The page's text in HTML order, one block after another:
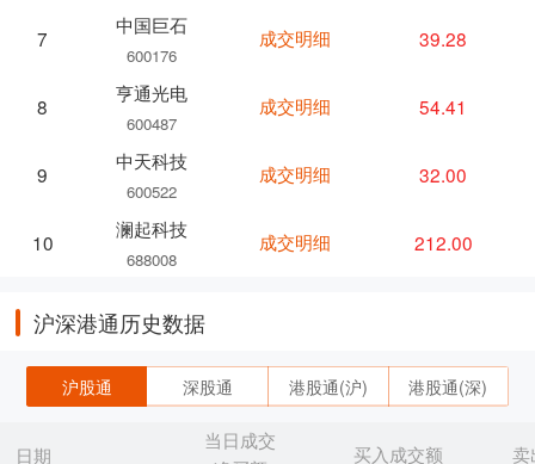
7
中国巨石
600176
8
亨通光电
600487
9
中天科技
600522
10
澜起科技
688008
成交明细 39.28
成交明细 54.41
成交明细 32.00
成交明细 212.00
沪深港通历史数据
沪股通 深股通 港股通(沪) 港股通(深)
日期
当日成交
买入成交额 卖